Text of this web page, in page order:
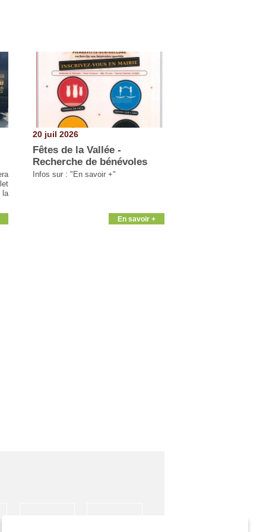
la
20 juil 2026
Fêtes de la Vallée -
Recherche de bénévoles
Infos sur : "En savoir +"
En savoir +